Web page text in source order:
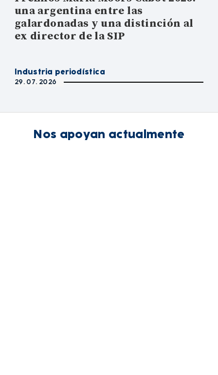
una argentina entre las
galardonadas y una distinción al
ex director de la SIP
Industria periodística
29. 07. 2026
Nos apoyan actualmente